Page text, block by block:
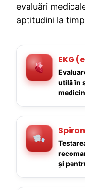
evaluări
aptitudini la
EKG
utilă în
și